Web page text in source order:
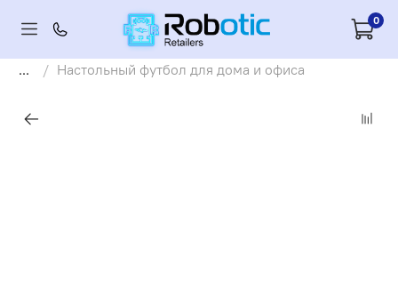
0
... Настольный футбол для дома и офиса